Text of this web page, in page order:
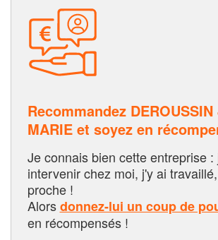
Recommandez DEROUSSIN
MARIE et soyez en
Je connais bien cette entreprise :
intervenir chez moi, j'y ai
proche !
Alorsdonnez-lui un coup de
en récompensés !